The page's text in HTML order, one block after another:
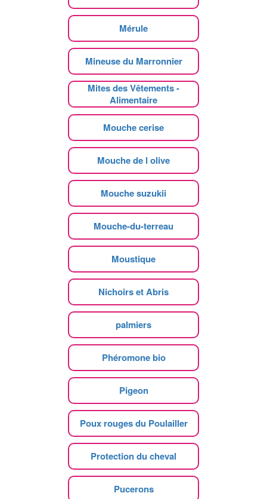
Mérule
Mineuse du Marronnier
Mites des Vêtements -
Alimentaire
Mouche cerise
Mouche de l olive
Mouche suzukii
Mouche-du-terreau
Moustique
Nichoirs et Abris
palmiers
Phéromone bio
Pigeon
Poux rouges du Poulailler
Protection du cheval
Pucerons